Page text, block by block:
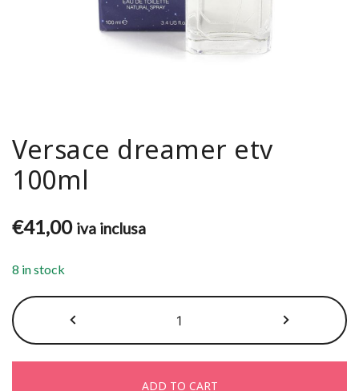
Versace dreamer etv
100ml
€41,00 iva inclusa
8 in stock
dreamer
etv
ADD TO CART